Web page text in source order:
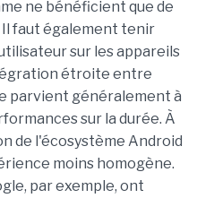
ne bénéficient que de
Il faut également tenir
sur les appareils
étroite entre
parvient généralement à
sur la durée. À
de l'écosystème Android
moins homogène.
par exemple, ont